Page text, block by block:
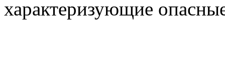
характеризующие